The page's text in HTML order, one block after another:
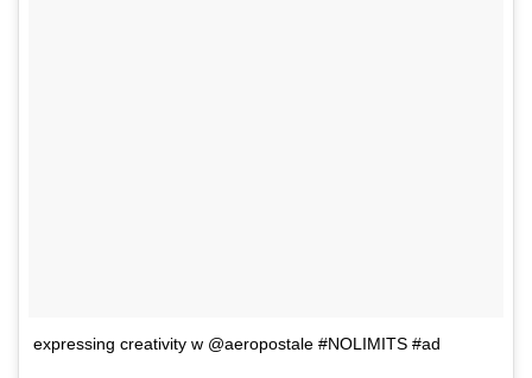
expressing creativity w @aeropostale #NOLIMITS #ad